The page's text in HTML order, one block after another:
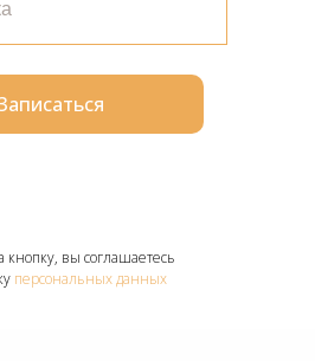
вы соглашаетесь
персональных данных